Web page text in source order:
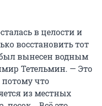
в целости и
восстановить тот
вынесен водным
Тетельмин. — Это
что
из местных